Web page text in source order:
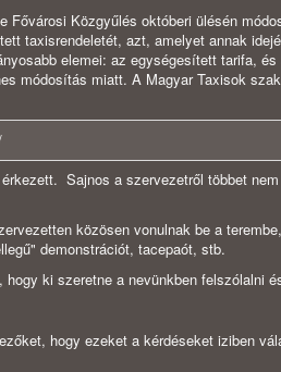
Fővárosi Közgyűlés októberi ülésén
taxisrendeletét, azt, amelyet annak
elemei: az egységesített tarifa,
módosítás miatt. A Magyar Taxisok
Sajnos a szervezetről többet
közösen vonulnak be a
demonstrációt, tacepaót, stb.
hogy ki szeretne a nevünkben felszólalni
hogy ezeket a kérdéseket iziben